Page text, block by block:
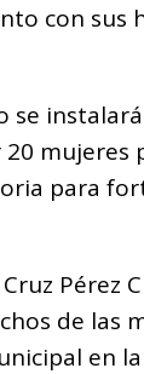
con sus
se
mujeres
para
Pérez
de las
en